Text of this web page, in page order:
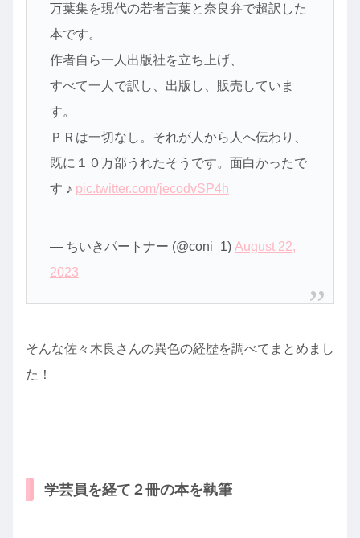
万葉集を現代の若者言葉と奈良弁で超訳した
本です。
作者自ら一人出版社を立ち上げ、
すべて一人で訳し、出版し、販売していま
す。
ＰＲは一切なし。それが人から人へ伝わり、
既に１０万部うれたそうです。面白かったで
す ♪ pic.twitter.com/jecodvSP4h
— ちいきパートナー (@coni_1) August 22,
2023
そんな佐々木良さんの異色の経歴を調べてまとめまし
た！
学芸員を経て２冊の本を執筆